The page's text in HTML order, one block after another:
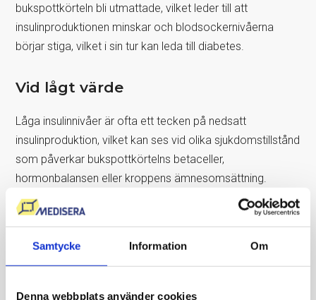
Samtycke Information Om
Denna webbplats använder cookies
bukspottkörteln bli utmattade, vilket leder till att
insulinproduktionen minskar och blodsockernivåerna
börjar stiga, vilket i sin tur kan leda till diabetes.
Vid lågt värde
Låga insulinnivåer är ofta ett tecken på nedsatt
insulinproduktion, vilket kan ses vid olika sjukdomstillstånd
som påverkar bukspottkörtelns betaceller,
hormonbalansen eller kroppens ämnesomsättning.
En av de vanligaste orsakerna till lågt insulin är typ 1-
diabetes, en autoimmun sjukdom där kroppens
immunförsvar angriper och förstör de
insulinproducerande betacellerna i bukspottkörteln. Detta